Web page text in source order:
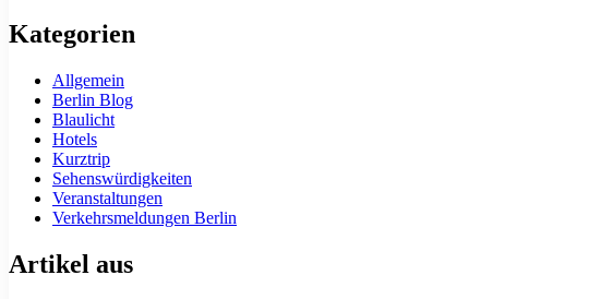
Kategorien
Allgemein
Berlin Blog
Blaulicht
Hotels
Kurztrip
Sehenswürdigkeiten
Veranstaltungen
Verkehrsmeldungen Berlin
Artikel aus